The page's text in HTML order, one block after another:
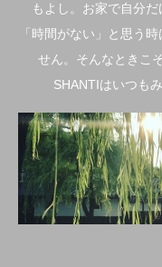
もよし。お家で自分
「時間がない」と思う
せん。そんなときこ
SHANTIはいつも